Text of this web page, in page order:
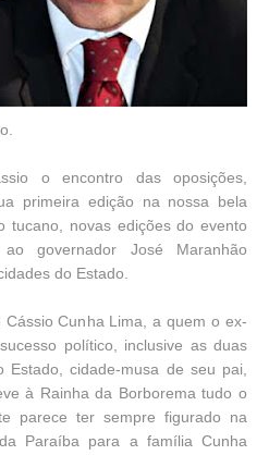
o encontro das oposições,
primeira edição na nossa bela
tucano, novas edições do evento
governador José Maranhão
do Estado.
Cunha Lima, a quem o ex-
político, inclusive as duas
cidade-musa de seu pai,
à Rainha da Borborema tudo o
parece ter sempre figurado na
Paraíba para a família Cunha